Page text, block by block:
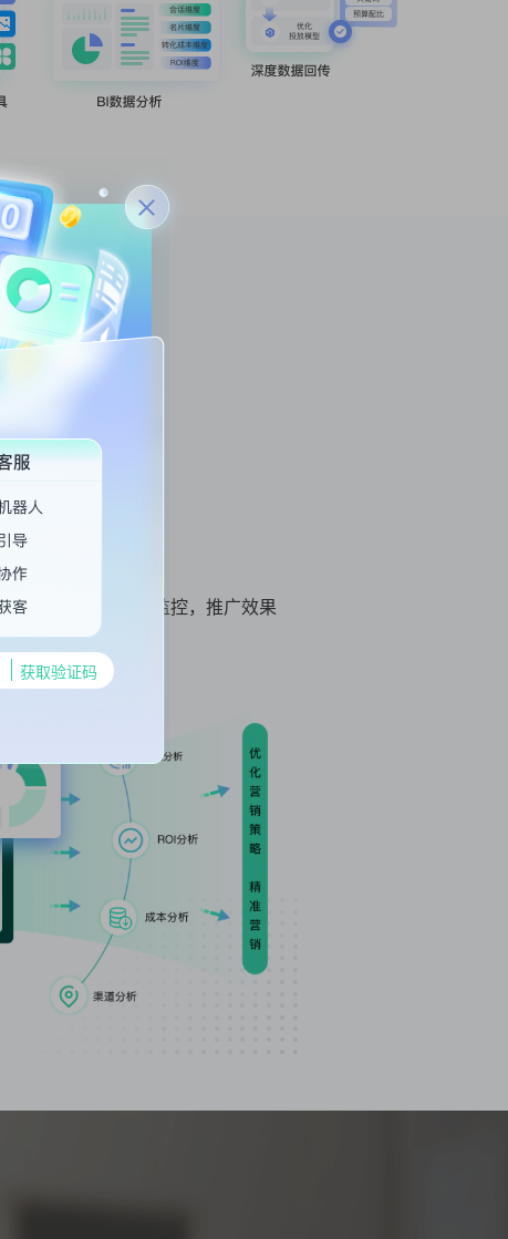
获取验证码
动对接，ROI实时监控，推广效果
统Agent客服